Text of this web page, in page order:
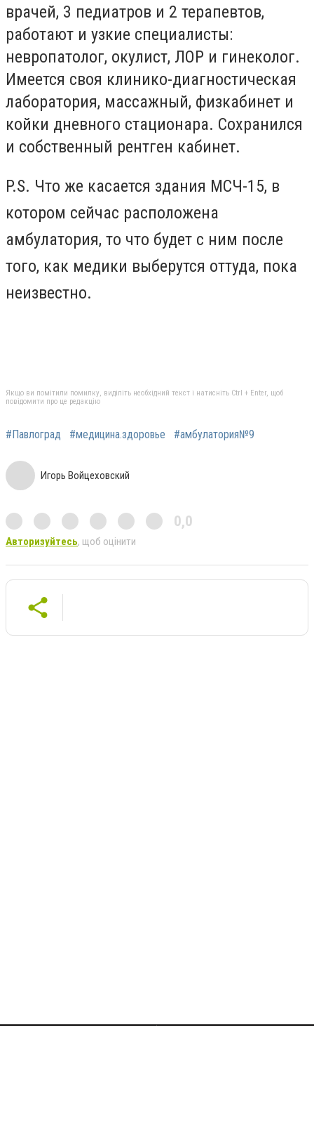
врачей, 3 педиатров и 2 терапевтов,
работают и узкие специалисты:
невропатолог, окулист, ЛОР и гинеколог.
Имеется своя клинико-диагностическая
лаборатория, массажный, физкабинет и
койки дневного стационара. Сохранился
и собственный рентген кабинет.
P.S. Что же касается здания МСЧ-15, в
котором сейчас расположена
амбулатория, то что будет с ним после
того, как медики выберутся оттуда, пока
неизвестно.
Якщо ви помітили помилку, виділіть необхідний текст і натисніть Ctrl + Enter, щоб
повідомити про це редакцію
#Павлоград #медицина.здоровье #амбулатория№9
Игорь Войцеховский
0,0
Авторизуйтесь, щоб оцінити